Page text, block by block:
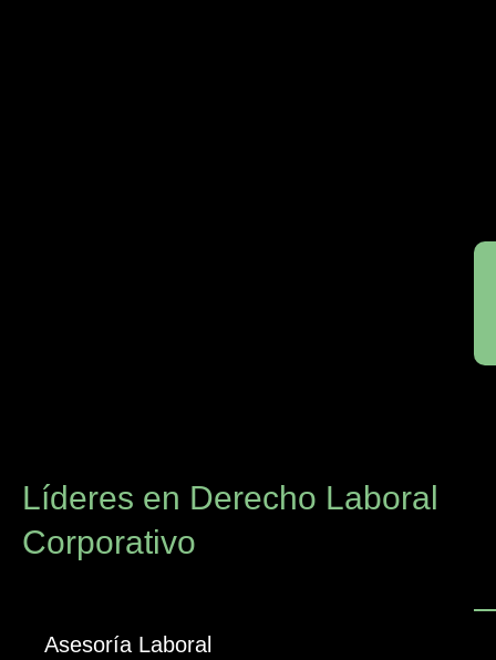
Líderes en Derecho Laboral
Corporativo
Asesoría Laboral